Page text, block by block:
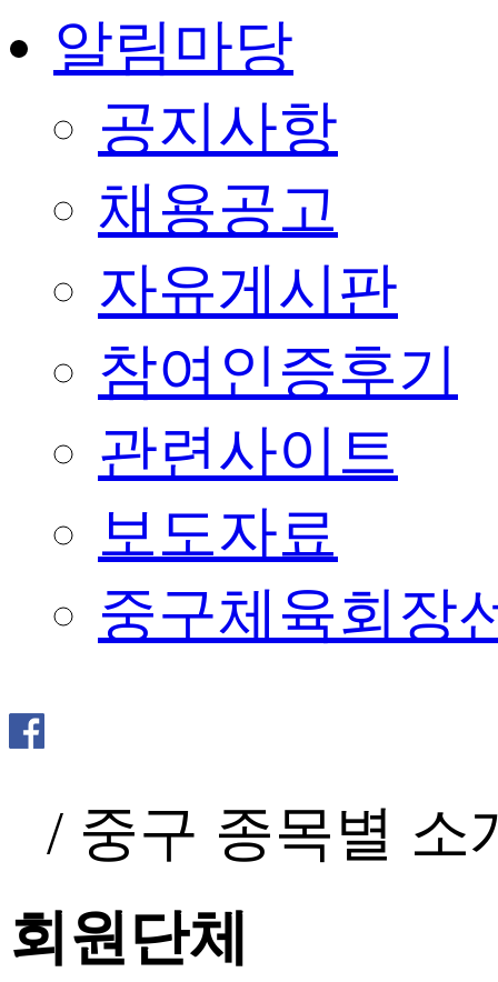
알림마당
공지사항
채용공고
자유게시판
참여인증후기
관련사이트
보도자료
중구체육회장
/ 중구 종목별 소
회원단체